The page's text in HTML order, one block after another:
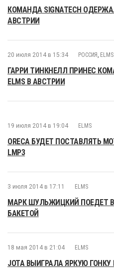
КОМАНДА SIGNATECH
АВСТРИИ
20 июля 2014 в 15:34 РОССИЯ , ELMS
ГАРРИ ТИНКНЕЛЛ ПРИНЕС
ELMS В АВСТРИИ
19 июля 2014 в 19:04 ELMS
ORECA БУДЕТ ПОСТАВЛЯТЬ
LMP3
3 июля 2014 в 17:11 ELMS
МАРК ШУЛЬЖИЦКИЙ ПОЕДЕТ В
БАКЕТОЙ
18 мая 2014 в 21:04 ELMS
JOTA ВЫИГРАЛА ЯРКУЮ